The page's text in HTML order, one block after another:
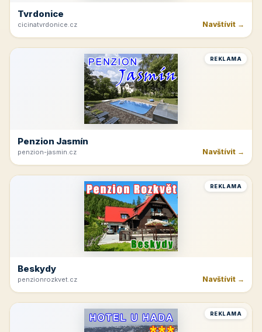
Tvrdonice
cicinatvrdonice.cz Navštívit →
REKLAMA
Penzion Jasmín
penzion-jasmin.cz Navštívit →
REKLAMA
Beskydy
penzionrozkvet.cz Navštívit →
REKLAMA